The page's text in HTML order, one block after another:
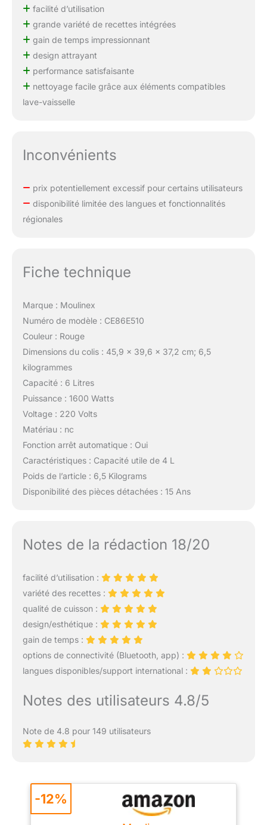
facilité d’utilisation
grande variété de recettes intégrées
gain de temps impressionnant
design attrayant
performance satisfaisante
nettoyage facile grâce aux éléments compatibles
lave-vaisselle
Inconvénients
prix potentiellement excessif pour certains utilisateurs
disponibilité limitée des langues et fonctionnalités
régionales
Fiche technique
Marque : Moulinex
Numéro de modèle : CE86E510
Couleur : Rouge
Dimensions du colis : 45,9 x 39,6 x 37,2 cm; 6,5
kilogrammes
Capacité : 6 Litres
Puissance : 1600 Watts
Voltage : 220 Volts
Matériau : nc
Fonction arrêt automatique : Oui
Caractéristiques : Capacité utile de 4 L
Poids de l’article : 6,5 Kilograms
Disponibilité des pièces détachées : 15 Ans
Notes de la rédaction 18/20
facilité d’utilisation :
variété des recettes :
qualité de cuisson :
design/esthétique :
gain de temps :
options de connectivité (Bluetooth, app) :
langues disponibles/support international :
Notes des utilisateurs 4.8/5
Note de 4.8 pour 149 utilisateurs
-12%